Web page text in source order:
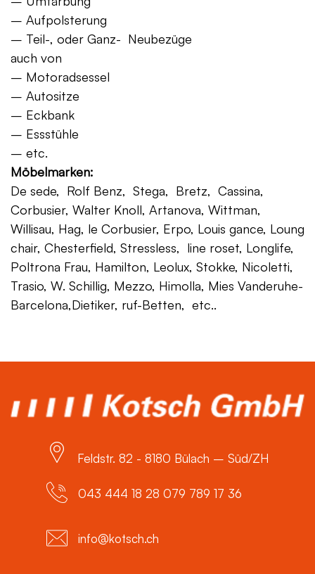
– Aufpolsterung
– Teil-, oder Ganz- Neubezüge
auch von
– Motoradsessel
– Autositze
– Eckbank
– Essstühle
– etc.
Möbelmarken:
De sede, Rolf Benz, Stega, Bretz, Cassina,
Corbusier, Walter Knoll, Artanova, Wittman,
Willisau, Hag, le Corbusier, Erpo, Louis gance, Loung
chair, Chesterfield, Stressless, line roset, Longlife,
Poltrona Frau, Hamilton, Leolux, Stokke, Nicoletti,
Trasio, W. Schillig, Mezzo, Himolla, Mies Vanderuhe-
Barcelona,Dietiker, ruf-Betten, etc..
Feldstr. 82 - 8180 Bülach – Süd/ZH
043 444 18 28 079 789 17 36
info@kotsch.ch